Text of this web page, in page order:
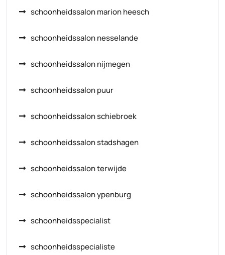
schoonheidssalon marion heesch
schoonheidssalon nesselande
schoonheidssalon nijmegen
schoonheidssalon puur
schoonheidssalon schiebroek
schoonheidssalon stadshagen
schoonheidssalon terwijde
schoonheidssalon ypenburg
schoonheidsspecialist
schoonheidsspecialiste